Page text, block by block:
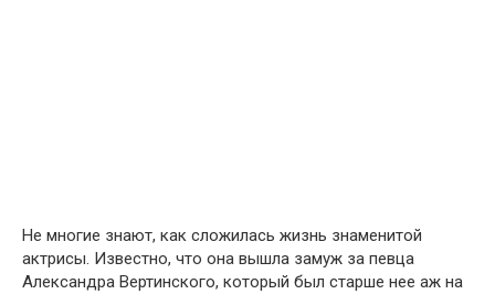
Не многие знают, как сложилась жизнь знаменитой
актрисы. Известно, что она вышла замуж за певца
Александра Вертинского, который был старше нее аж на